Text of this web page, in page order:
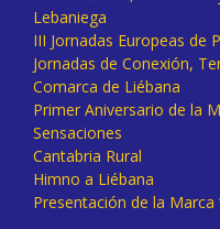
Lebaniega
III Jornadas Europeas de
Jornadas de Conexión,
Comarca de Liébana
Primer Aniversario de la
Sensaciones
Cantabria Rural
Himno a Liébana
Presentación de la Marca